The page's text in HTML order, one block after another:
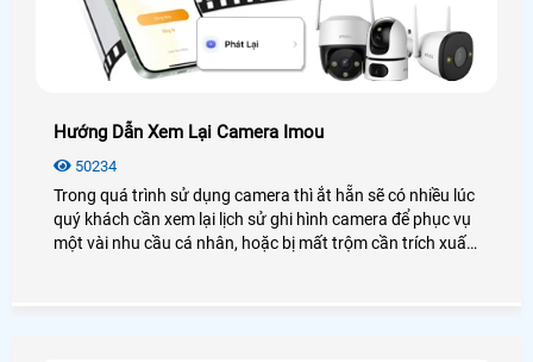
Hướng Dẫn Xem Lại Camera Imou
50234
Trong quá trình sử dụng camera thì ắt hẵn sẽ có nhiều lúc
quý khách cần xem lại lịch sử ghi hình camera để phục vụ
một vài nhu cầu cá nhân, hoặc bị mất trộm cần trích xuất